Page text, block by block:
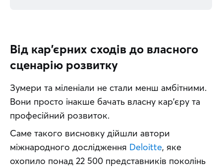
Від кар'єрних сходів до власного
сценарію розвитку
Зумери та міленіали не стали менш амбітними.
Вони просто інакше бачать власну кар'єру та
професійний розвиток.
Саме такого висновку дійшли автори
міжнародного дослідження Deloitte, яке
охопило понад 22 500 представників поколінь